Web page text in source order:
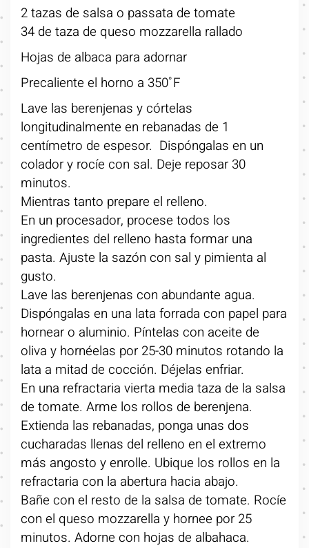
2 tazas de salsa o passata de tomate
34 de taza de queso mozzarella rallado
Hojas de albaca para adornar
Precaliente el horno a 350˚F
Lave las berenjenas y córtelas
longitudinalmente en rebanadas de 1
centímetro de espesor. Dispóngalas en un
colador y rocíe con sal. Deje reposar 30
minutos.
Mientras tanto prepare el relleno.
En un procesador, procese todos los
ingredientes del relleno hasta formar una
pasta. Ajuste la sazón con sal y pimienta al
gusto.
Lave las berenjenas con abundante agua.
Dispóngalas en una lata forrada con papel para
hornear o aluminio. Píntelas con aceite de
oliva y hornéelas por 25-30 minutos rotando la
lata a mitad de cocción. Déjelas enfriar.
En una refractaria vierta media taza de la salsa
de tomate. Arme los rollos de berenjena.
Extienda las rebanadas, ponga unas dos
cucharadas llenas del relleno en el extremo
más angosto y enrolle. Ubique los rollos en la
refractaria con la abertura hacia abajo.
Bañe con el resto de la salsa de tomate. Rocíe
con el queso mozzarella y hornee por 25
minutos. Adorne con hojas de albahaca.